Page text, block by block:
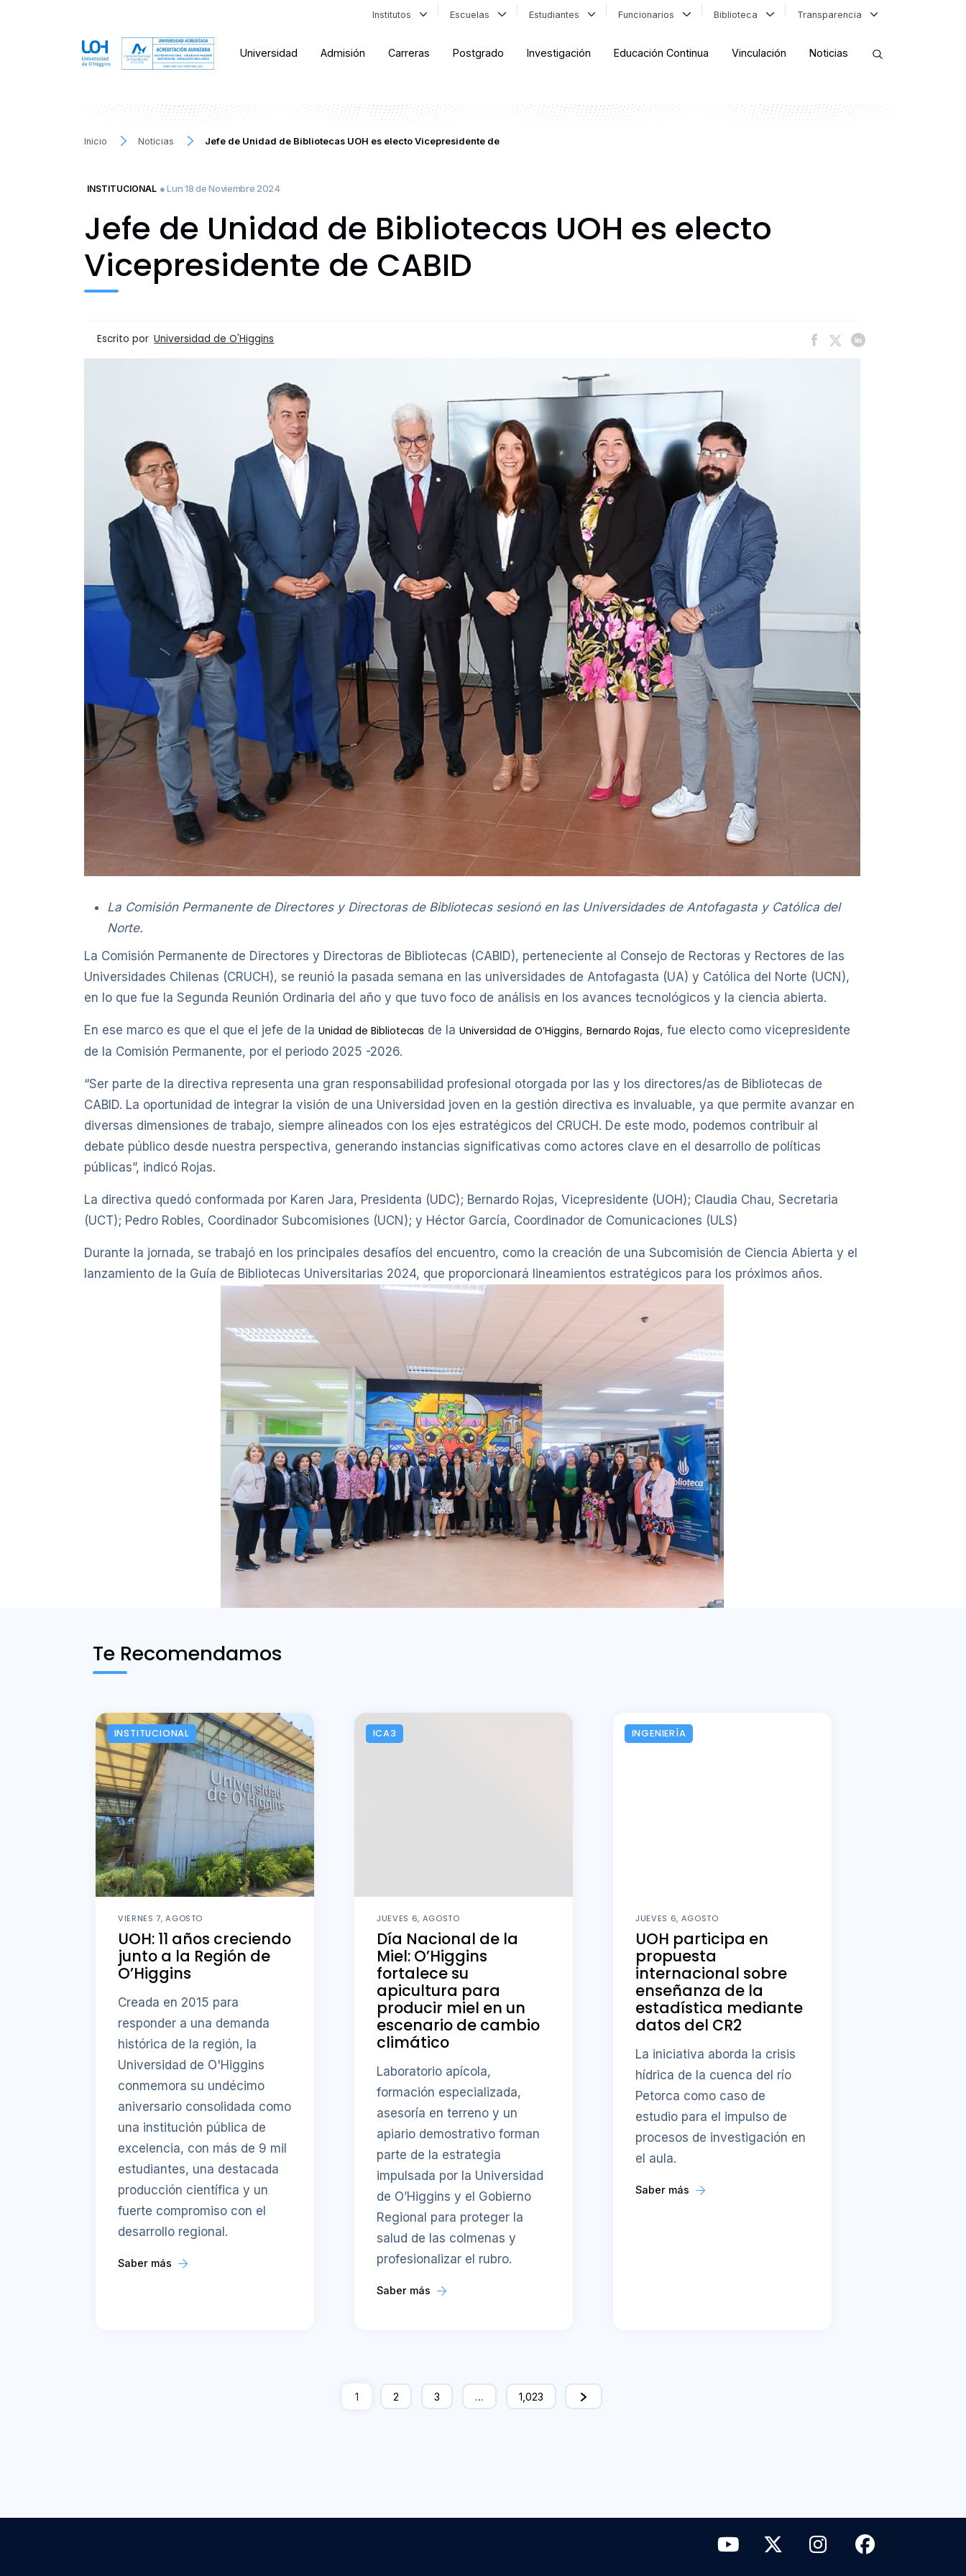
Institutos Escuelas Estudiantes Funcionarios Biblioteca Transparencia
Universidad Admisión Carreras Postgrado Investigación Educación Continua Vinculación Noticias
Inicio Noticias Jefe de Unidad de Bibliotecas UOH es electo Vicepresidente de
INSTITUCIONAL ● Lun 18 de Noviembre 2024
Jefe de Unidad de Bibliotecas UOH es electo
Vicepresidente de CABID
Escrito por Universidad de O'Higgins
La Comisión Permanente de Directores y Directoras de Bibliotecas sesionó en las Universidades de Antofagasta y Católica del
Norte.
La Comisión Permanente de Directores y Directoras de Bibliotecas (CABID), perteneciente al Consejo de Rectoras y Rectores de las
Universidades Chilenas (CRUCH), se reunió la pasada semana en las universidades de Antofagasta (UA) y Católica del Norte (UCN),
en lo que fue la Segunda Reunión Ordinaria del año y que tuvo foco de análisis en los avances tecnológicos y la ciencia abierta.
En ese marco es que el que el jefe de la Unidad de Bibliotecas de la Universidad de O’Higgins, Bernardo Rojas, fue electo como vicepresidente
de la Comisión Permanente, por el periodo 2025 -2026.
“Ser parte de la directiva representa una gran responsabilidad profesional otorgada por las y los directores/as de Bibliotecas de
CABID. La oportunidad de integrar la visión de una Universidad joven en la gestión directiva es invaluable, ya que permite avanzar en
diversas dimensiones de trabajo, siempre alineados con los ejes estratégicos del CRUCH. De este modo, podemos contribuir al
debate público desde nuestra perspectiva, generando instancias significativas como actores clave en el desarrollo de políticas
públicas”, indicó Rojas.
La directiva quedó conformada por Karen Jara, Presidenta (UDC); Bernardo Rojas, Vicepresidente (UOH); Claudia Chau, Secretaria
(UCT); Pedro Robles, Coordinador Subcomisiones (UCN); y Héctor García, Coordinador de Comunicaciones (ULS)
Durante la jornada, se trabajó en los principales desafíos del encuentro, como la creación de una Subcomisión de Ciencia Abierta y el
lanzamiento de la Guía de Bibliotecas Universitarias 2024, que proporcionará lineamientos estratégicos para los próximos años.
Te Recomendamos
INSTITUCIONAL
VIERNES 7, AGOSTO
UOH: 11 años creciendo
junto a la Región de
O’Higgins
Creada en 2015 para
responder a una demanda
histórica de la región, la
Universidad de O'Higgins
conmemora su undécimo
aniversario consolidada como
una institución pública de
excelencia, con más de 9 mil
estudiantes, una destacada
producción científica y un
fuerte compromiso con el
desarrollo regional.
Saber más
ICA3
JUEVES 6, AGOSTO
Día Nacional de la
Miel: O’Higgins
fortalece su
apicultura para
producir miel en un
escenario de cambio
climático
Laboratorio apícola,
formación especializada,
asesoría en terreno y un
apiario demostrativo forman
parte de la estrategia
impulsada por la Universidad
de O’Higgins y el Gobierno
Regional para proteger la
salud de las colmenas y
profesionalizar el rubro.
Saber más
INGENIERÍA
JUEVES 6, AGOSTO
UOH participa en
propuesta
internacional sobre
enseñanza de la
estadística mediante
datos del CR2
La iniciativa aborda la crisis
hídrica de la cuenca del río
Petorca como caso de
estudio para el impulso de
procesos de investigación en
el aula.
Saber más
1 2 3 … 1,023